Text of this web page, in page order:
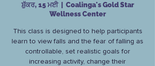
ਸ਼ੁੱਕਰ, 15 ਮਈ
  |
Coalinga's Gold Star
Wellness Center
This class is designed to help participants
learn to view falls and the fear of falling as
controllable, set realistic goals for
increasing activity, change their